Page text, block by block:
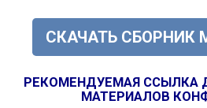
СКАЧАТЬ СБОРНИК
РЕКОМЕНДУЕМАЯ ССЫЛКА
МАТЕРИАЛОВ